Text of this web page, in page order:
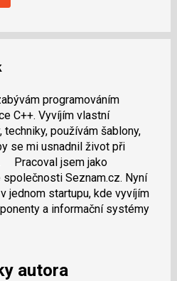
programováním
C++. Vyvíjím vlastní
techniky, používám šablony,
se mi usnadnil život při
Pracoval jsem jako
společnosti Seznam.cz. Nyní
jednom startupu, kde vyvíjím
a informační systémy
autora